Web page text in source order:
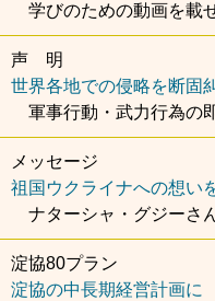
学びのための動画を載
声 明
世界各地での侵略を断固
軍事行動・武力行為の
メッセージ
祖国ウクライナへの想い
ナターシャ・グジーさ
淀協80プラン
淀協の中長期経営計画に